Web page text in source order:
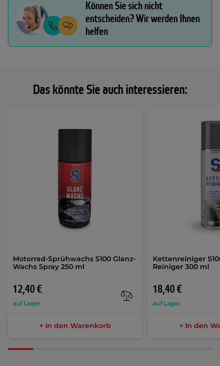
Das könnte Sie auch interessieren:
Motorrad-Sprühwachs S100 Glanz-
Wachs Spray 250 ml
12,40 €
auf Lager
+ In den Warenkorb
Kettenreiniger
Reiniger 300 ml
18,40 €
auf Lager
+ In den
Können Sie sich nicht
entscheiden? Wir werden Ihnen
helfen